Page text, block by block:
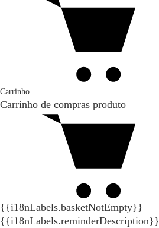
Carrinho
Carrinho de compras produto
{{i18nLabels.basketNotEmpty}}
{{i18nLabels.reminderDescription}}